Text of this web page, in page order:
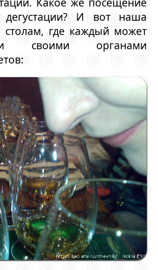
И вот наша
столам, где каждый может
своими органами